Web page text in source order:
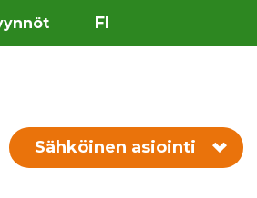
FI
Sähköinen asiointi